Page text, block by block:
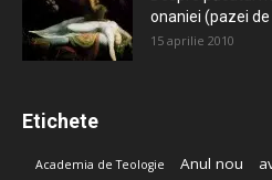
onaniei (pazei de
15 aprilie 2010
Etichete
Academia de Teologie Anul nou